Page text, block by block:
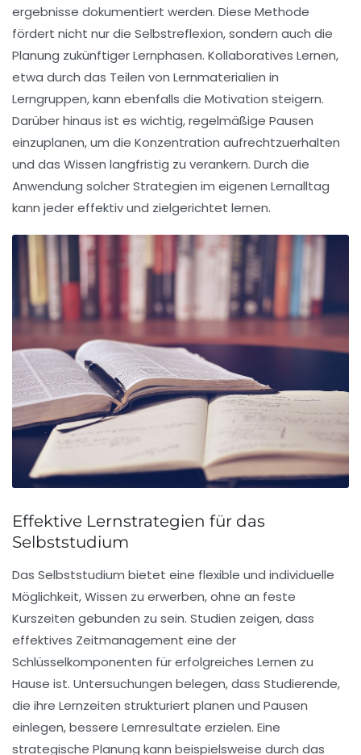
ergebnisse dokumentiert werden. Diese Methode
fördert nicht nur die Selbstreflexion, sondern auch die
Planung zukünftiger Lernphasen. Kollaboratives Lernen,
etwa durch das Teilen von Lernmaterialien in
Lerngruppen, kann ebenfalls die Motivation steigern.
Darüber hinaus ist es wichtig, regelmäßige Pausen
einzuplanen, um die Konzentration aufrechtzuerhalten
und das Wissen langfristig zu verankern. Durch die
Anwendung solcher Strategien im eigenen Lernalltag
kann jeder effektiv und zielgerichtet lernen.
Effektive Lernstrategien für das
Selbststudium
Das Selbststudium bietet eine flexible und individuelle
Möglichkeit, Wissen zu erwerben, ohne an feste
Kurszeiten gebunden zu sein. Studien zeigen, dass
effektives Zeitmanagement eine der
Schlüsselkomponenten für erfolgreiches Lernen zu
Hause ist. Untersuchungen belegen, dass Studierende,
die ihre Lernzeiten strukturiert planen und Pausen
einlegen, bessere Lernresultate erzielen. Eine
strategische Planung kann beispielsweise durch das